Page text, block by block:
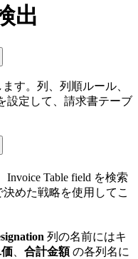
出
す。列、列順ルール、
設定して、請求書テーブ
Table field を検索
決めた戦略を使用してこ
列の名前にはキ
合計金額の各列名に